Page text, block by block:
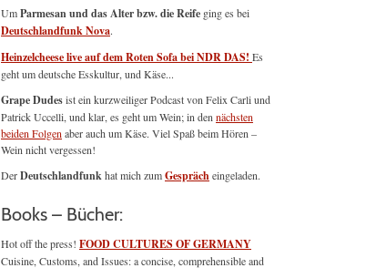
UmParmesan und das Alter bzw. die Reife ging es bei
Deutschlandfunk Nova.
Heinzelcheese live auf dem Roten Sofa bei NDR DAS! Es
geht um deutsche Esskultur, und Käse...
Grape Dudesist ein kurzweiliger Podcast von Felix Carli und
Patrick Uccelli, und klar, es geht um Wein; in den nächsten
beiden Folgen aber auch um Käse. Viel Spaß beim Hören –
Wein nicht vergessen!
DerDeutschlandfunkhat mich zumGesprächeingeladen.
Books – Bücher:
Hot off the press! FOOD CULTURES OF GERMANY
Cuisine, Customs, and Issues: a concise, comprehensible and